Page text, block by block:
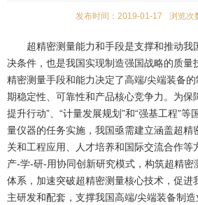
发布时间：2019-01-17 浏览次
超精密测量能力和手段是支撑和推动我
决条件，也是我国实现制造强国战略的质量
精密测量手段和能力决定了高端/尖端装备
期稳定性、可靠性和产品核心竞争力。为保
提升行动”、“计量发展规划”和“强基工程”等
量仪器的任务实施，我国亟需建立涵盖超精
关和工程应用、人才培养和国际交流合作等
产-学-研-用协同创新研究模式，构筑超精
体系，加速突破超精密测量核心技术，促进
主研发和配套，支撑我国高端/尖端装备制造